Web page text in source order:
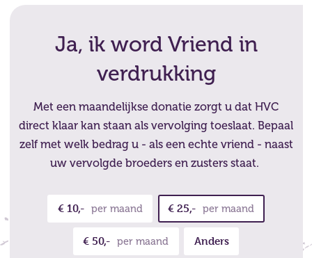
Ja, ik word Vriend in
verdrukking
Met een maandelijkse donatie zorgt u dat HVC
direct klaar kan staan als vervolging toeslaat. Bepaal
zelf met welk bedrag u - als een echte vriend - naast
uw vervolgde broeders en zusters staat.
€ 10,- per maand € 25,- per maand
€ 50,- per maand Anders